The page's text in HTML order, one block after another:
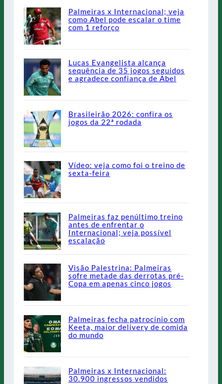
Palmeiras x Internacional; veja
como Abel pode escalar o time
com 1 reforço
Lucas Evangelista alcança
sequência de 35 jogos seguidos
e agradece confiança de Abel
Brasileirão 2026: confira os
jogos da 22ª rodada
Vídeo: veja como foi o treino de
sexta-feira
Palmeiras faz penúltimo treino
antes de enfrentar o
Internacional; veja possível
escalação
Visão Palestrina: Palmeiras
sofre metade das derrotas pré-
Copa em apenas cinco jogos
Palmeiras fecha patrocínio com
Keeta, maior delivery de comida
do mundo
Palmeiras x Internacional:
30.900 ingressos vendidos